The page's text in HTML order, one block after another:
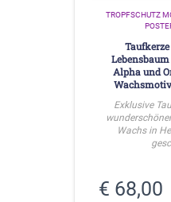
TROPFSCHUTZ
Alpha und
Exklusive
Wachs in
€ 68,00